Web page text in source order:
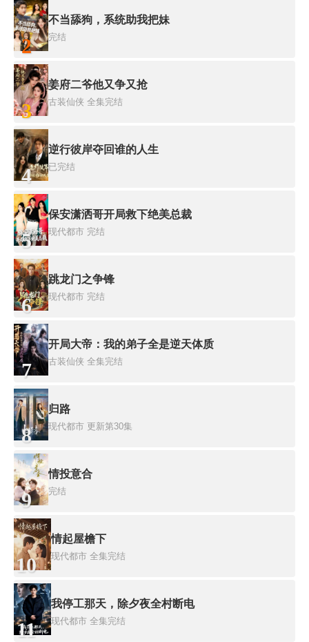
2
不当舔狗，系统助我把妹
完结
3
姜府二爷他又争又抢
古装仙侠 全集完结
4
逆行彼岸夺回谁的人生
已完结
5
保安潇洒哥开局救下绝美总裁
现代都市 完结
6
跳龙门之争锋
现代都市 完结
7
开局大帝：我的弟子全是逆天体质
古装仙侠 全集完结
8
归路
现代都市 更新第30集
9
情投意合
完结
10
情起屋檐下
现代都市 全集完结
11
我停工那天，除夕夜全村断电
现代都市 全集完结